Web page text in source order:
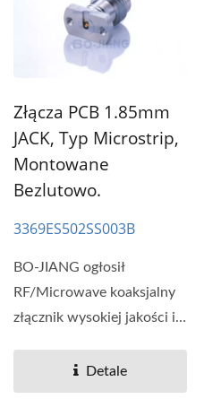
Złącza PCB 1.85mm
JACK, Typ Microstrip,
Montowane
Bezlutowo.
3369ES502SS003B
BO-JIANG ogłosił
RF/Microwave koaksjalny
złącznik wysokiej jakości i
Detale